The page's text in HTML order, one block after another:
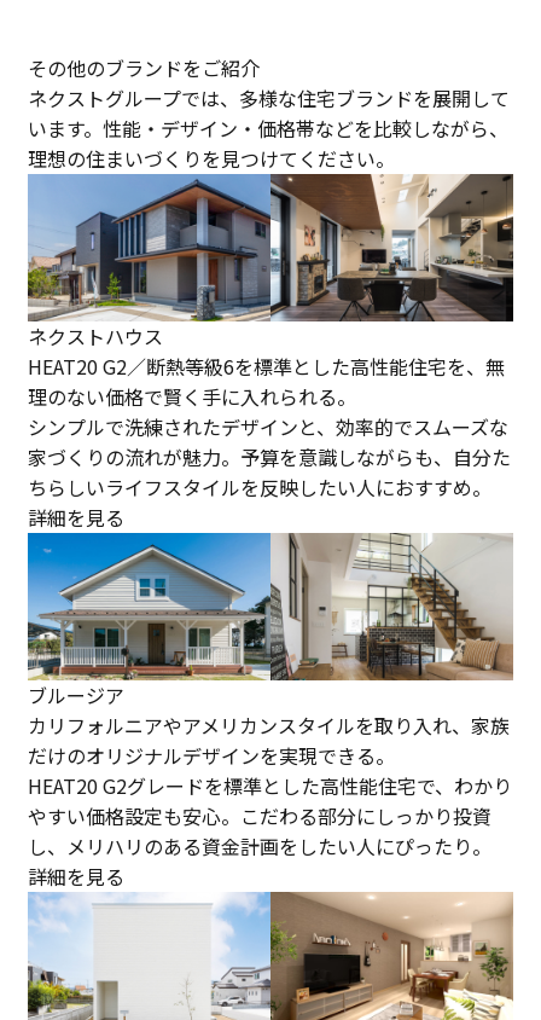
その他のブランドをご紹介
ネクストグループでは、多様な住宅ブランドを展開して
います。性能・デザイン・価格帯などを比較しながら、
理想の住まいづくりを見つけてください。
ネクストハウス
HEAT20 G2／断熱等級6を標準とした高性能住宅を、無
理のない価格で賢く手に入れられる。
シンプルで洗練されたデザインと、効率的でスムーズな
家づくりの流れが魅力。予算を意識しながらも、自分た
ちらしいライフスタイルを反映したい人におすすめ。
詳細を見る
ブルージア
カリフォルニアやアメリカンスタイルを取り入れ、家族
だけのオリジナルデザインを実現できる。
HEAT20 G2グレードを標準とした高性能住宅で、わかり
やすい価格設定も安心。こだわる部分にしっかり投資
し、メリハリのある資金計画をしたい人にぴったり。
詳細を見る